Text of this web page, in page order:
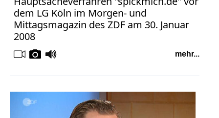
dem LG Köln im Morgen- und
Mittagsmagazin des ZDF am 30. Januar
2008
mehr...